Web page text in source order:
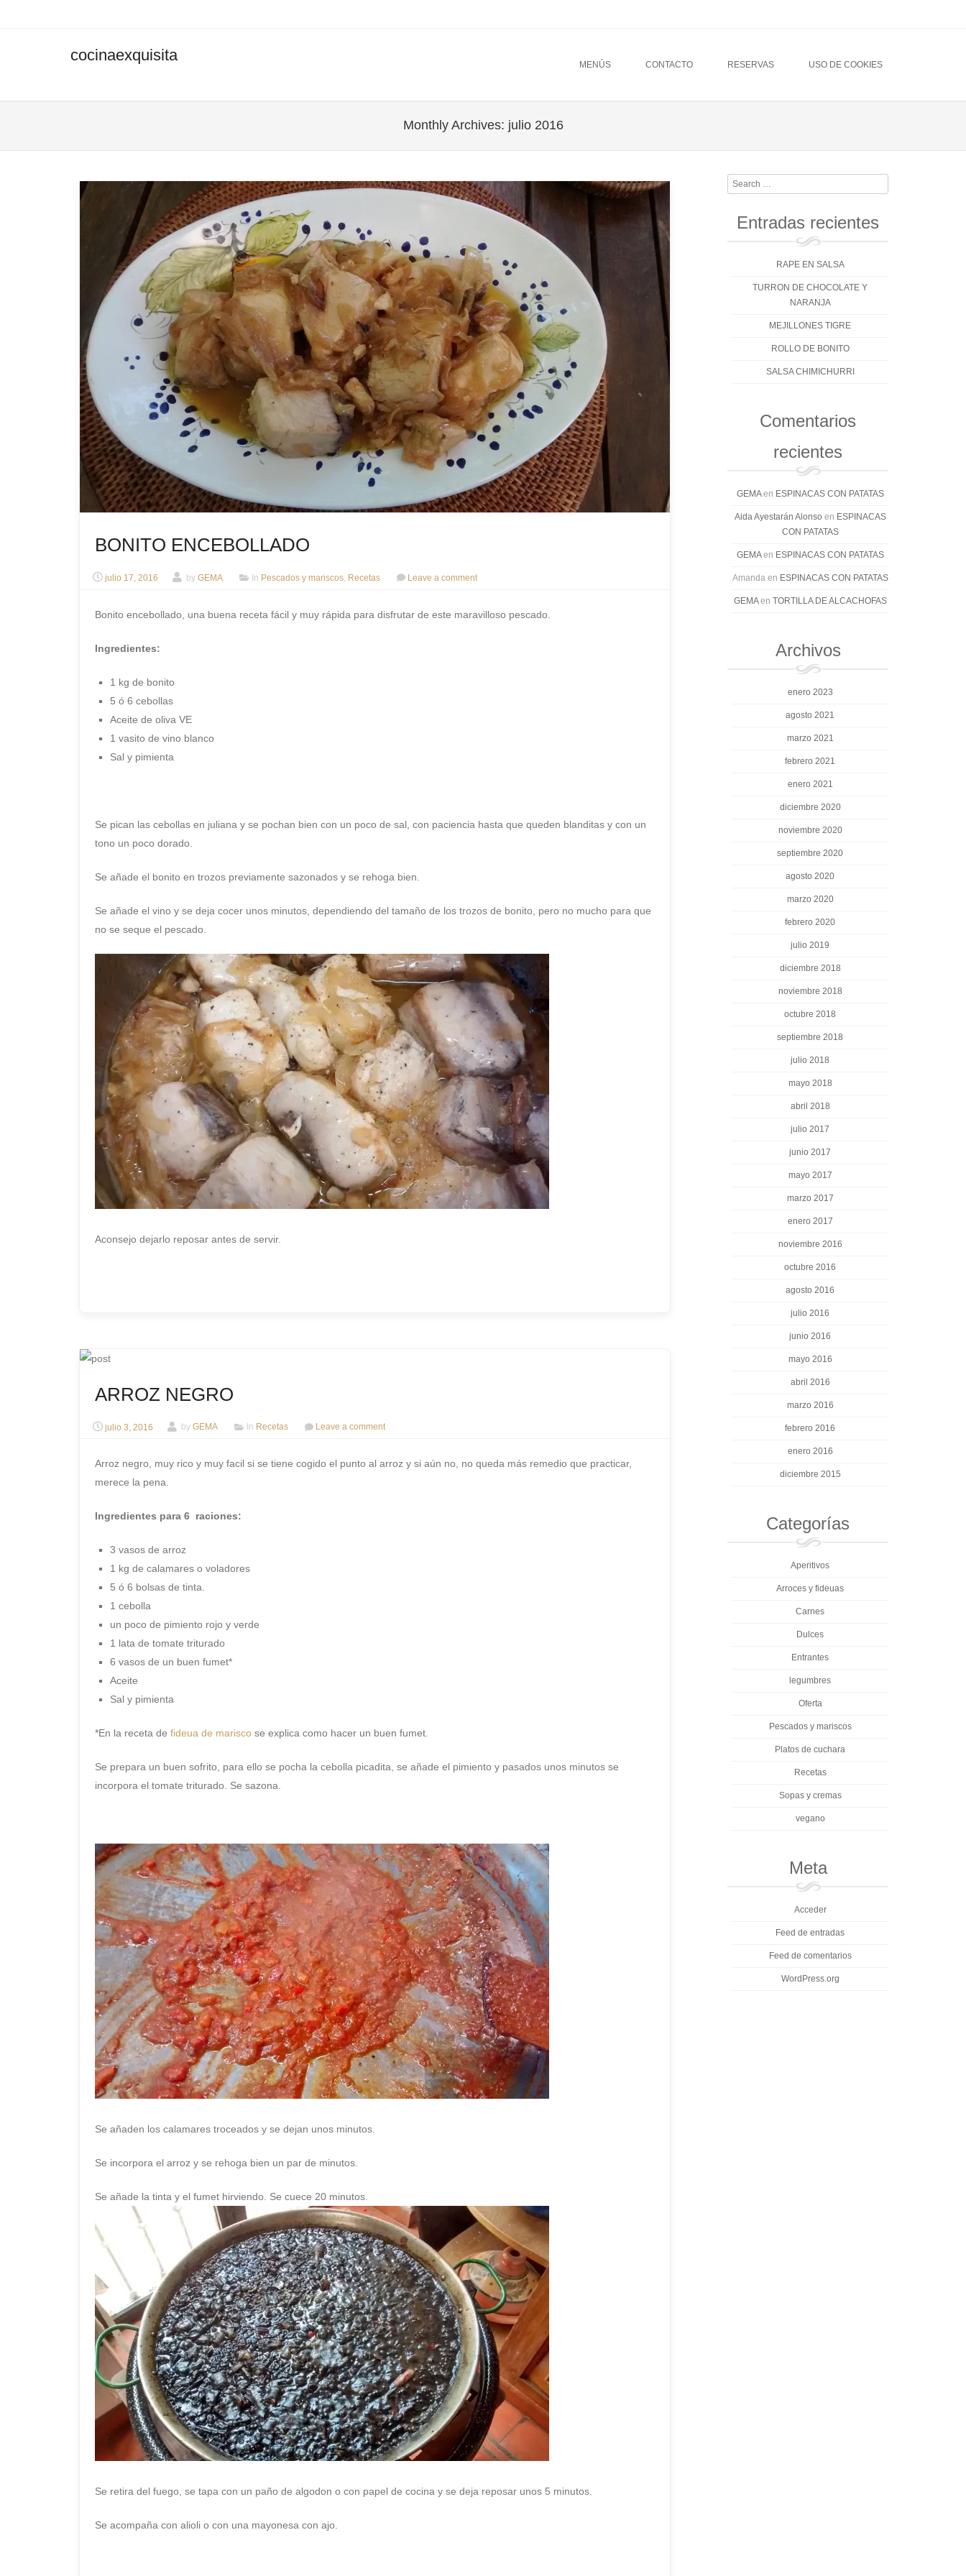
cocinaexquisita
MENÚS CONTACTO RESERVAS USO DE COOKIES
Monthly Archives: julio 2016
BONITO ENCEBOLLADO
julio 17, 2016 by GEMA In Pescados y mariscos, Recetas Leave a comment
Bonito encebollado, una buena receta fácil y muy rápida para disfrutar de este maravilloso pescado.
Ingredientes:
1 kg de bonito
5 ó 6 cebollas
Aceite de oliva VE
1 vasito de vino blanco
Sal y pimienta
Se pican las cebollas en juliana y se pochan bien con un poco de sal, con paciencia hasta que queden blanditas y con un
tono un poco dorado.
Se añade el bonito en trozos previamente sazonados y se rehoga bien.
Se añade el vino y se deja cocer unos minutos, dependiendo del tamaño de los trozos de bonito, pero no mucho para que
no se seque el pescado.
Aconsejo dejarlo reposar antes de servir.
ARROZ NEGRO
julio 3, 2016 by GEMA In Recetas Leave a comment
Arroz negro, muy rico y muy facil si se tiene cogido el punto al arroz y si aún no, no queda más remedio que practicar,
merece la pena.
Ingredientes para 6 raciones:
3 vasos de arroz
1 kg de calamares o voladores
5 ó 6 bolsas de tinta.
1 cebolla
un poco de pimiento rojo y verde
1 lata de tomate triturado
6 vasos de un buen fumet*
Aceite
Sal y pimienta
*En la receta de fideua de marisco se explica como hacer un buen fumet.
Se prepara un buen sofrito, para ello se pocha la cebolla picadita, se añade el pimiento y pasados unos minutos se
incorpora el tomate triturado. Se sazona.
Se añaden los calamares troceados y se dejan unos minutos.
Se incorpora el arroz y se rehoga bien un par de minutos.
Se añade la tinta y el fumet hirviendo. Se cuece 20 minutos.
Se retira del fuego, se tapa con un paño de algodon o con papel de cocina y se deja reposar unos 5 minutos.
Se acompaña con alioli o con una mayonesa con ajo.
Search
Entradas recientes
RAPE EN SALSA
TURRON DE CHOCOLATE Y
NARANJA
MEJILLONES TIGRE
ROLLO DE BONITO
SALSA CHIMICHURRI
Comentarios
recientes
GEMAen ESPINACAS CON PATATAS
Aida Ayestarán Alonso en ESPINACAS
CON PATATAS
GEMAen ESPINACAS CON PATATAS
Amandaen ESPINACAS CON PATATAS
GEMAen TORTILLA DE ALCACHOFAS
Archivos
enero 2023
agosto 2021
marzo 2021
febrero 2021
enero 2021
diciembre 2020
noviembre 2020
septiembre 2020
agosto 2020
marzo 2020
febrero 2020
julio 2019
diciembre 2018
noviembre 2018
octubre 2018
septiembre 2018
julio 2018
mayo 2018
abril 2018
julio 2017
junio 2017
mayo 2017
marzo 2017
enero 2017
noviembre 2016
octubre 2016
agosto 2016
julio 2016
junio 2016
mayo 2016
abril 2016
marzo 2016
febrero 2016
enero 2016
diciembre 2015
Categorías
Aperitivos
Arroces y fideuas
Carnes
Dulces
Entrantes
legumbres
Oferta
Pescados y mariscos
Platos de cuchara
Recetas
Sopas y cremas
vegano
Meta
Acceder
Feed de entradas
Feed de comentarios
WordPress.org